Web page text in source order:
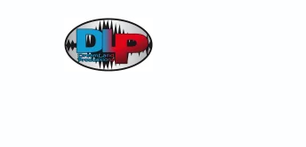
Skip to main content